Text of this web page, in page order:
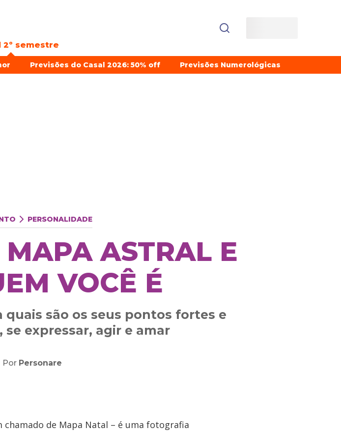
2º semestre
Previsões do Casal 2026: 50% off Previsões Numerológicas
PERSONALIDADE
ASTRAL E
VOCÊ É
são os seus pontos fortes e
expressar, agir e amar
Por Personare
de Mapa Natal – é uma fotografia